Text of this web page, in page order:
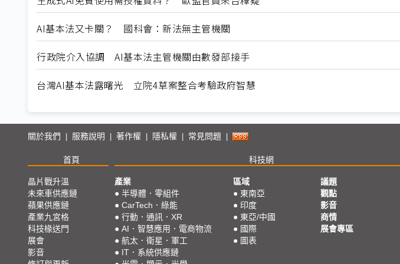
AI基本法又卡關？ 國科會：新法無主管機關
行政院介入協調 AI基本法主管機關由數發部接手
台灣AI基本法露曙光 立院4草案整合考驗政府智慧
關於我們 服務說明 著作權 隱私權 常見問題
首頁 科技網
晶片戰升溫
未來車供應鏈
蘋果供應鏈
產業九宮格
科技椽送門
展會
影音
產業
● 半導體．零組件
● CarTech．綠能
● 行動．通訊．XR
● AI．智慧應用．電商物流
● 航太．衛星．軍工
● IT．系統供應鏈
區域
● 東南亞
● 印度
● 東亞/中國
● 國際
● 圖表
議題
觀點
影音
商情
展會專區